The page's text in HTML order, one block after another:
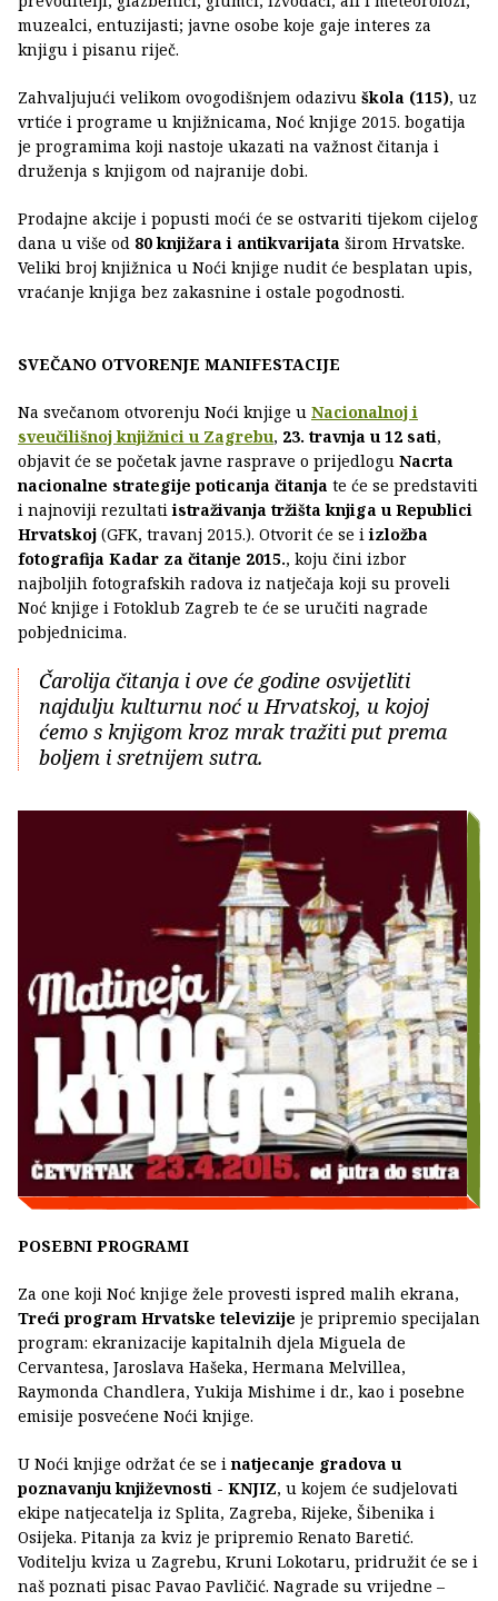
muzealci, entuzijasti; javne osobe koje gaje interes za
knjigu i pisanu riječ.
Zahvaljujući velikom ovogodišnjem odazivu škola (115), uz
vrtiće i programe u knjižnicama, Noć knjige 2015. bogatija
je programima koji nastoje ukazati na važnost čitanja i
druženja s knjigom od najranije dobi.
Prodajne akcije i popusti moći će se ostvariti tijekom cijelog
dana u više od 80 knjižara i antikvarijata širom Hrvatske.
Veliki broj knjižnica u Noći knjige nudit će besplatan upis,
vraćanje knjiga bez zakasnine i ostale pogodnosti.
SVEČANO OTVORENJE MANIFESTACIJE
Na svečanom otvorenju Noći knjige u Nacionalnoj i
sveučilišnoj knjižnici u Zagrebu, 23. travnja u 12 sati,
objavit će se početak javne rasprave o prijedlogu Nacrta
nacionalne strategije poticanja čitanja te će se predstaviti
i najnoviji rezultatiistraživanja tržišta knjiga u Republici
Hrvatskoj (GFK, travanj 2015.). Otvorit će se iizložba
fotografija Kadar za čitanje 2015., koju čini izbor
najboljih fotografskih radova iz natječaja koji su proveli
Noć knjige i Fotoklub Zagreb te će se uručiti nagrade
pobjednicima.
Čarolija čitanja i ove će godine osvijetliti
najdulju kulturnu noć u Hrvatskoj, u kojoj
ćemo s knjigom kroz mrak tražiti put prema
boljem i sretnijem sutra.
POSEBNI PROGRAMI
Za one koji Noć knjige žele provesti ispred malih ekrana,
Treći program Hrvatske televizije je pripremio specijalan
program: ekranizacije kapitalnih djela Miguela de
Cervantesa, Jaroslava Hašeka, Hermana Melvillea,
Raymonda Chandlera, Yukija Mishime i dr., kao i posebne
emisije posvećene Noći knjige.
U Noći knjige održat će se inatjecanje gradova u
poznavanju književnosti - KNJIZ, u kojem će sudjelovati
ekipe natjecatelja iz Splita, Zagreba, Rijeke, Šibenika i
Osijeka. Pitanja za kviz je pripremio Renato Baretić.
Voditelju kviza u Zagrebu, Kruni Lokotaru, pridružit će se i
naš poznati pisac Pavao Pavličić. Nagrade su vrijedne –